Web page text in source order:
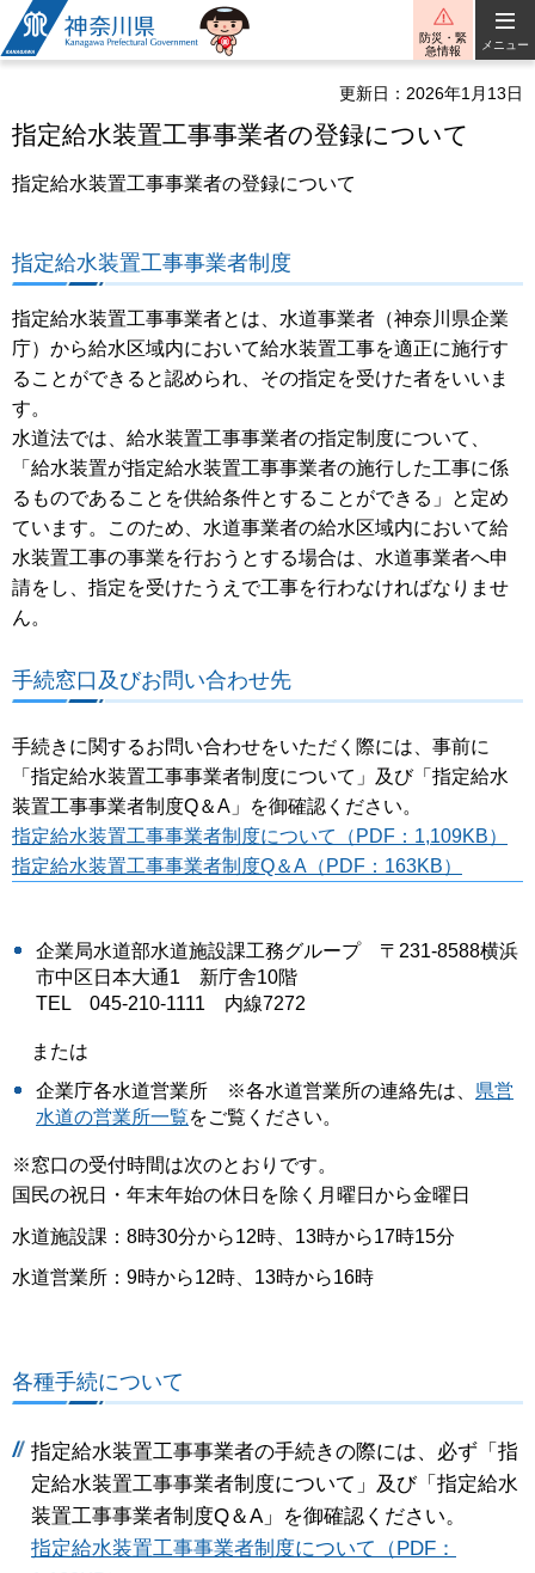
神奈川県
防災・緊
急情報
メニュー
更新日：2026年1月13日
指定給水装置工事事業者の登録について
指定給水装置工事事業者の登録について
指定給水装置工事事業者制度
指定給水装置工事事業者とは、水道事業者（神奈川県企業
庁）から給水区域内において給水装置工事を適正に施行す
ることができると認められ、その指定を受けた者をいいま
す。
水道法では、給水装置工事事業者の指定制度について、
「給水装置が指定給水装置工事事業者の施行した工事に係
るものであることを供給条件とすることができる」と定め
ています。このため、水道事業者の給水区域内において給
水装置工事の事業を行おうとする場合は、水道事業者へ申
請をし、指定を受けたうえで工事を行わなければなりませ
ん。
手続窓口及びお問い合わせ先
手続きに関するお問い合わせをいただく際には、事前に
「指定給水装置工事事業者制度について」及び「指定給水
装置工事事業者制度Q＆A」を御確認ください。
指定給水装置工事事業者制度について（PDF：1,109KB）
指定給水装置工事事業者制度Q＆A（PDF：163KB）
企業局水道部水道施設課工務グループ 〒231-8588横浜
市中区日本大通1 新庁舎10階
TEL 045-210-1111 内線7272
または
企業庁各水道営業所 ※各水道営業所の連絡先は、 県営
水道の営業所一覧をご覧ください。
※窓口の受付時間は次のとおりです。
国民の祝日・年末年始の休日を除く月曜日から金曜日
水道施設課：8時30分から12時、13時から17時15分
水道営業所：9時から12時、13時から16時
各種手続について
指定給水装置工事事業者の手続きの際には、必ず「指
定給水装置工事事業者制度について」及び「指定給水
装置工事事業者制度Q＆A」を御確認ください。
指定給水装置工事事業者制度について（PDF：